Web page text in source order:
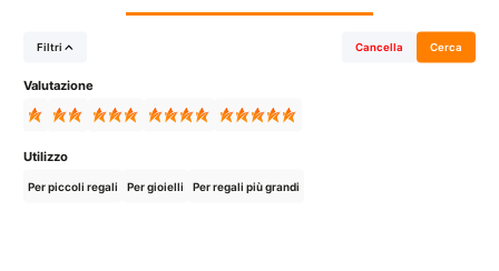
Filtri Cancella Cerca
Valutazione
Utilizzo
Per piccoli regali Per gioielli Per regali più grandi